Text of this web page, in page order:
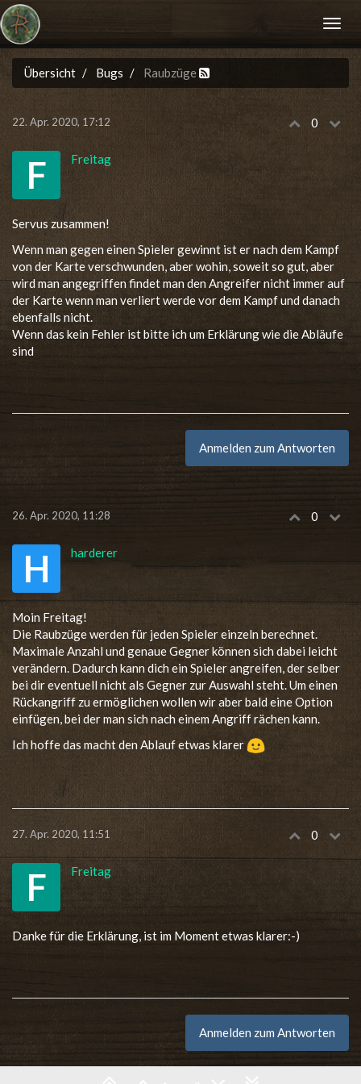
Übersicht Bugs Raubzüge
22. Apr. 2020, 17:12 0
F Freitag
Servus zusammen!
Wenn man gegen einen Spieler gewinnt ist er nach dem Kampf
von der Karte verschwunden, aber wohin, soweit so gut, aber
wird man angegriffen findet man den Angreifer nicht immer auf
der Karte wenn man verliert werde vor dem Kampf und danach
ebenfalls nicht.
Wenn das kein Fehler ist bitte ich um Erklärung wie die Abläufe
sind
Anmelden zum Antworten
26. Apr. 2020, 11:28 0
H harderer
Moin Freitag!
Die Raubzüge werden für jeden Spieler einzeln berechnet.
Maximale Anzahl und genaue Gegner können sich dabei leicht
verändern. Dadurch kann dich ein Spieler angreifen, der selber
bei dir eventuell nicht als Gegner zur Auswahl steht. Um einen
Rückangriff zu ermöglichen wollen wir aber bald eine Option
einfügen, bei der man sich nach einem Angriff rächen kann.
Ich hoffe das macht den Ablauf etwas klarer
27. Apr. 2020, 11:51 0
F Freitag
Danke für die Erklärung, ist im Moment etwas klarer:-)
Anmelden zum Antworten